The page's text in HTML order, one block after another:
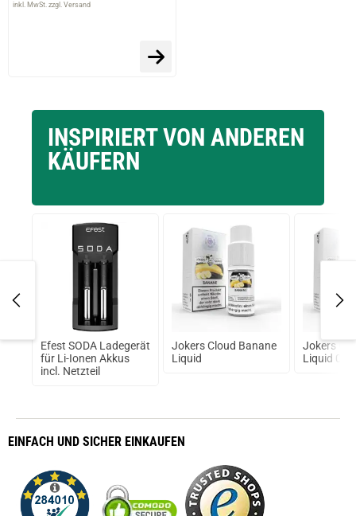
inkl. MwSt. zzgl. Versand
INSPIRIERT VON ANDEREN
KÄUFERN
Efest SODA Ladegerät
für Li-Ionen Akkus
incl. Netzteil
Jokers Cloud Banane
Liquid
Jokers
Liquid 0
EINFACH UND SICHER EINKAUFEN